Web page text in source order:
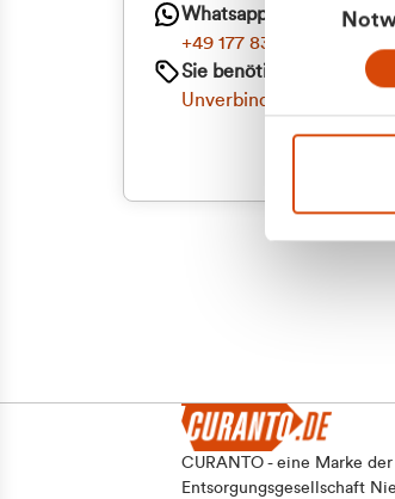
Whatsapp
+49 177 8376058
Sie benötigen ein
Unverbindliche Anfrage
CURANTO - eine Marke der
Entsorgungsgesellschaft